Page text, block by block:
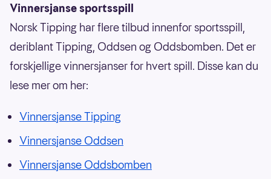
Vinnersjanse sportsspill
Norsk Tipping har flere tilbud innenfor sportsspill,
deriblant Tipping, Oddsen og Oddsbomben. Det er
forskjellige vinnersjanser for hvert spill. Disse kan du
lese mer om her:
Vinnersjanse Tipping
Vinnersjanse Oddsen
Vinnersjanse Oddsbomben